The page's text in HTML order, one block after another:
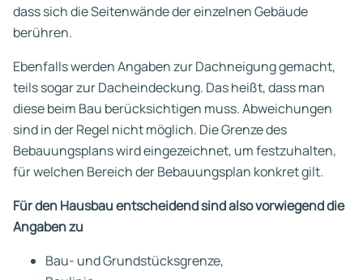
dass sich die Seitenwände der einzelnen Gebäude
berühren.
Ebenfalls werden Angaben zur Dachneigung gemacht,
teils sogar zur Dacheindeckung. Das heißt, dass man
diese beim Bau berücksichtigen muss. Abweichungen
sind in der Regel nicht möglich. Die Grenze des
Bebauungsplans wird eingezeichnet, um festzuhalten,
für welchen Bereich der Bebauungsplan konkret gilt.
Für den Hausbau entscheidend sind also vorwiegend die
Angaben zu
Bau- und Grundstücksgrenze,